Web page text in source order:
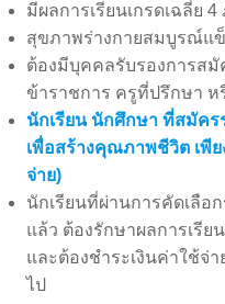
มีผลการเรียนเกรดเฉลี่ย
สุขภาพร่างกายสมบูรณ์แ
ต้องมีบุคคลรับรองการส
ข้าราชการ ครูที่ปรึกษา ห
นักเรียน นักศึกษา ที่สมัคร
เพื่อสร้างคุณภาพชีวิต เพีย
จ่าย)
นักเรียนที่ผ่านการคัดเลือ
แล้ว ต้องรักษาผลการเรีย
และต้องชำระเงินค่าใช้จ่
ไป